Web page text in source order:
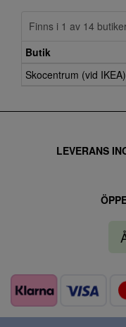
Finns i 1 av 14
Butik
Skocentrum (vid
LEVERANS